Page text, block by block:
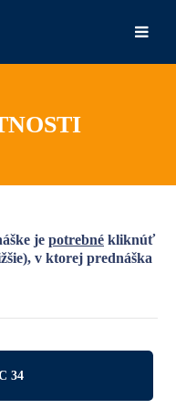
je potrebné kliknúť
v ktorej prednáška
34